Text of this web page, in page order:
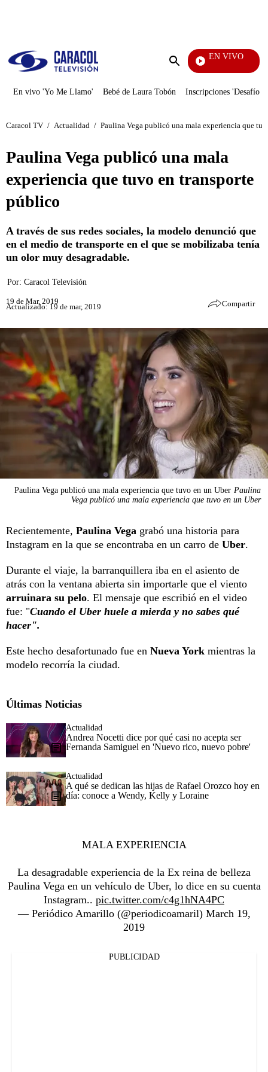
Enviar
EN VIVO
La Red
En vivo 'Yo Me Llamo' Bebé de Laura Tobón Inscripciones 'Desafío'
Caracol TV / Actualidad / Paulina Vega publicó una mala experiencia que
Paulina Vega publicó una mala
experiencia que tuvo en transporte
público
A través de sus redes sociales, la modelo denunció que
en el medio de transporte en el que se mobilizaba tenía
un olor muy desagradable.
Por: Caracol Televisión
19 de Mar, 2019
Actualizado: 19 de mar, 2019 Compartir
Paulina Vega publicó una mala experiencia que tuvo en un Uber Paulina
Vega publicó una mala experiencia que tuvo en un Uber
Recientemente, Paulina Vega grabó una historia para
Instagram en la que se encontraba en un carro de Uber.
Durante el viaje, la barranquillera iba en el asiento de
atrás con la ventana abierta sin importarle que el viento
arruinara su pelo. El mensaje que escribió en el video
fue: "Cuando el Uber huele a mierda y no sabes qué
hacer".
Este hecho desafortunado fue en Nueva York mientras la
modelo recorría la ciudad.
Últimas Noticias
Actualidad
Andrea Nocetti dice por qué casi no acepta ser
Fernanda Samiguel en 'Nuevo rico, nuevo pobre'
Actualidad
A qué se dedican las hijas de Rafael Orozco hoy en
día: conoce a Wendy, Kelly y Loraine
MALA EXPERIENCIA
La desagradable experiencia de la Ex reina de belleza
Paulina Vega en un vehículo de Uber, lo dice en su cuenta
Instagram.. pic.twitter.com/c4g1hNA4PC
— Periódico Amarillo (@periodicoamaril) March 19,
2019
PUBLICIDAD